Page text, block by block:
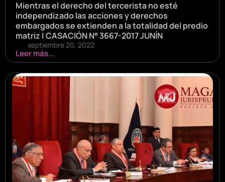
Mientras el derecho del tercerista no esté
independizado las acciones y derechos
embargados se extienden a la totalidad del predio
matriz | CASACIÓN N° 3667-2017 JUNÍN
septiembre 20, 2022
Leer más...